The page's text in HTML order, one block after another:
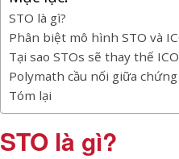
STO là gì?
Phân biệt mô hình STO và
Tại sao STOs sẽ thay thế
Polymath cầu nối giữa
Tóm lại
STO là gì?